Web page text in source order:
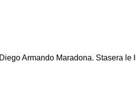
Armando Maradona. Stasera